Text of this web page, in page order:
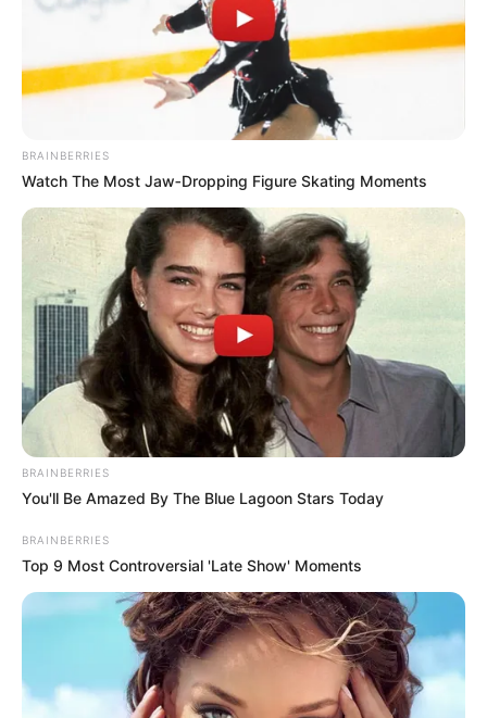
BRAINBERRIES
Watch The Most Jaw‑Dropping Figure Skating Moments
BRAINBERRIES
You'll Be Amazed By The Blue Lagoon Stars Today
BRAINBERRIES
Top 9 Most Controversial 'Late Show' Moments